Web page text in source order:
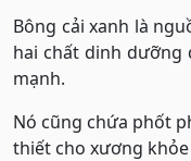
Bông cải xanh là
hai chất dinh
mạnh.
Nó cũng chứa phốt
thiết cho xương